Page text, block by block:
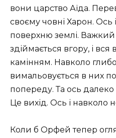
вони царство Аїда.
своєму човні Харон. Ось
поверхню землі.
здіймається вгору, і вся
камінням. Навколо
вимальовується в них
попереду. Та ось далеко
Це вихід. Ось і навколо
Коли б Орфей тепер